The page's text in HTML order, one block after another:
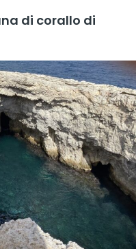
di corallo di